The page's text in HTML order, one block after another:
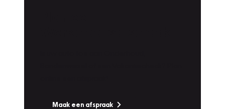
Maak een afspraak